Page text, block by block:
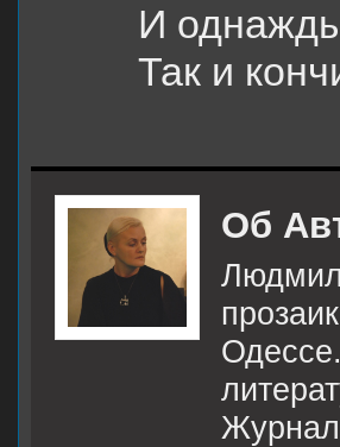
И
Так и
Об
Журнал